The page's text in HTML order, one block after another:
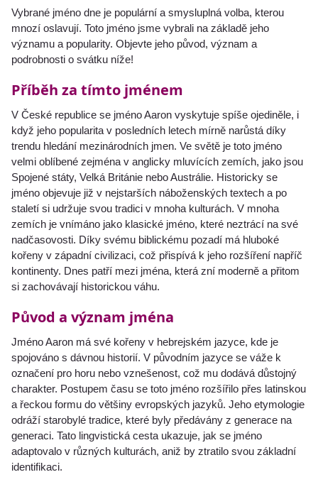
Vybrané jméno dne je populární a smysluplná volba, kterou
mnozí oslavují. Toto jméno jsme vybrali na základě jeho
významu a popularity. Objevte jeho původ, význam a
podrobnosti o svátku níže!
Příběh za tímto jménem
V České republice se jméno Aaron vyskytuje spíše ojediněle, i
když jeho popularita v posledních letech mírně narůstá díky
trendu hledání mezinárodních jmen. Ve světě je toto jméno
velmi oblíbené zejména v anglicky mluvících zemích, jako jsou
Spojené státy, Velká Británie nebo Austrálie. Historicky se
jméno objevuje již v nejstarších náboženských textech a po
staletí si udržuje svou tradici v mnoha kulturách. V mnoha
zemích je vnímáno jako klasické jméno, které neztrácí na své
nadčasovosti. Díky svému biblickému pozadí má hluboké
kořeny v západní civilizaci, což přispívá k jeho rozšíření napříč
kontinenty. Dnes patří mezi jména, která zní moderně a přitom
si zachovávají historickou váhu.
Původ a význam jména
Jméno Aaron má své kořeny v hebrejském jazyce, kde je
spojováno s dávnou historií. V původním jazyce se váže k
označení pro horu nebo vznešenost, což mu dodává důstojný
charakter. Postupem času se toto jméno rozšířilo přes latinskou
a řeckou formu do většiny evropských jazyků. Jeho etymologie
odráží starobylé tradice, které byly předávány z generace na
generaci. Tato lingvistická cesta ukazuje, jak se jméno
adaptovalo v různých kulturách, aniž by ztratilo svou základní
identifikaci.